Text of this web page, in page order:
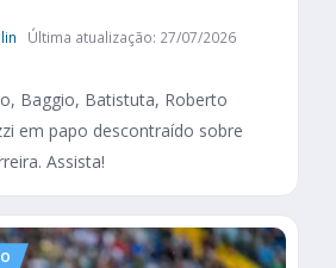
Última atualização: 27/07/2026
Baggio, Batistuta, Roberto
em papo descontraído sobre
Assista!